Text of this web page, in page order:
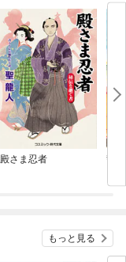
殿さま忍者 警
もっと見る